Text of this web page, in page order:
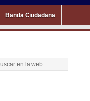
Banda Ciudadana